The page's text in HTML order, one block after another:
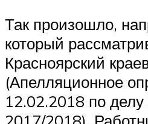
Так произошло,
который
Красноярский
(Апелляционное
12.02.2018 по